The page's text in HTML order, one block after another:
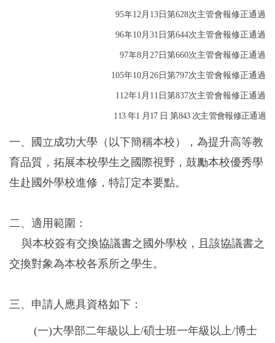
95年12月13日第628次主管會報修正通過
96年10月31日第644次主管會報修正通過
97年8月27日第660次主管會報修正通過
105年10月26日第797次主管會報修正通過
112年1月11日第837次主管會報修正通過
113 年1 月 17 日 第843 次主管會報修正通過
一、國立成功大學（以下簡稱本校），為提升高等教
育品質，拓展本校學生之國際視野，鼓勵本校優秀學
生赴國外學校進修，特訂定本要點。
二、適用範圍：
與本校簽有交換協議書之國外學校，且該協議書之
交換對象為本校各系所之學生。
三、申請人應具資格如下：
(一)大學部二年級以上/碩士班一年級以上/博士